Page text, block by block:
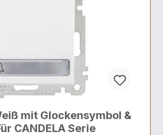
mit Glockensymbol &
CANDELA Serie